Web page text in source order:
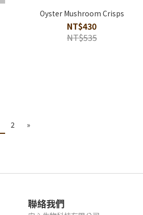
Oyster Mushroom Crisps
NT$430
NT$535
2 »
聯絡我們